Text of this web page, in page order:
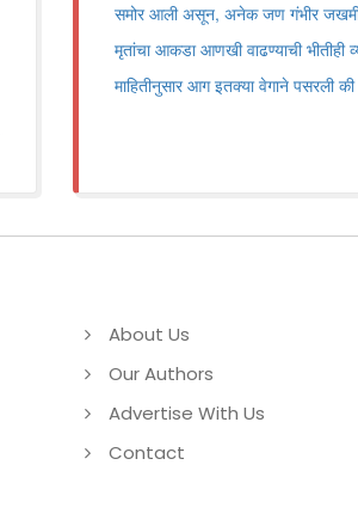
समोर आली असून, अनेक जण गंभीर
मृतांचा आकडा आणखी वाढण्याची भीतीही
माहितीनुसार आग इतक्या वेगाने पसरली
About Us
Our Authors
Advertise With Us
Contact